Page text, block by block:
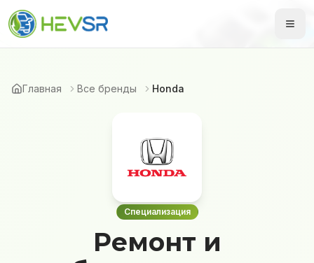
Главная Все бренды Honda
Специализация
Ремонт и